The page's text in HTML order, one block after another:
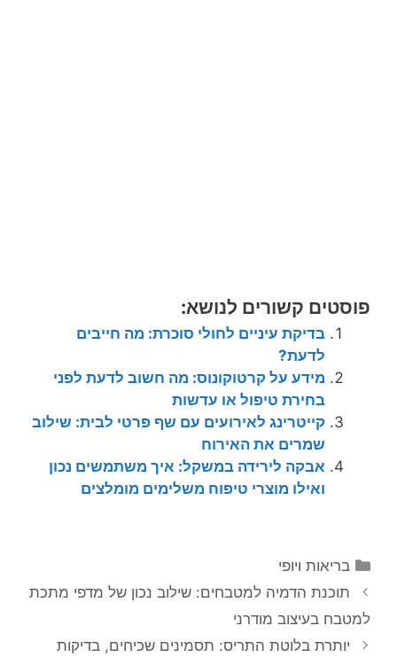
פוסטים קשורים לנושא:
בדיקת עיניים לחולי סוכרת: מה חייבים
לדעת?
מידע על קרטוקונוס: מה חשוב לדעת לפני
בחירת טיפול או עדשות
קייטרינג לאירועים עם שף פרטי לבית: שילוב
שמרים את האירוח
אבקה לירידה במשקל: איך משתמשים נכון
ואילו מוצרי טיפוח משלימים מומלצים
קטגוריות
בריאות ויופי
תוכנת הדמיה למטבחים: שילוב נכון של מדפי מתכת
למטבח בעיצוב מודרני
יותרת בלוטת התריס: תסמינים שכיחים, בדיקות